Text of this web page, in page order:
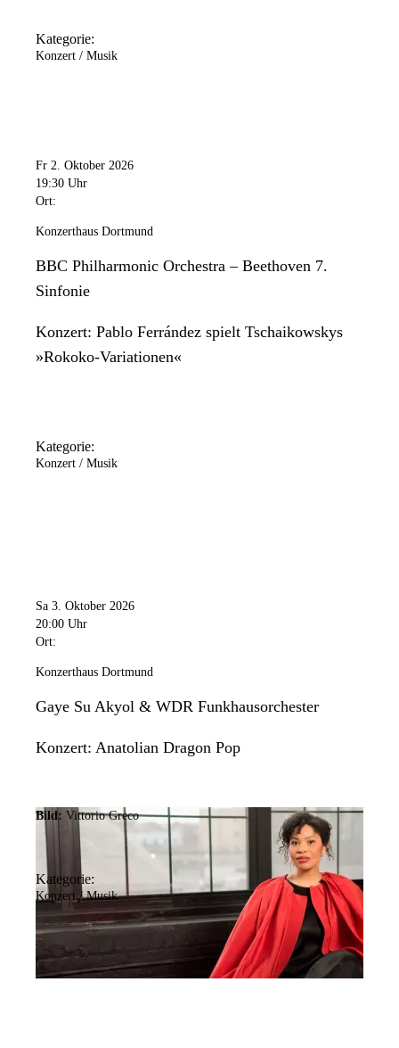
Kategorie:
Konzert / Musik
Fr 2. Oktober 2026
19:30 Uhr
Ort:
Konzerthaus Dortmund
BBC Philharmonic Orchestra – Beethoven 7.
Sinfonie
Konzert: Pablo Ferrández spielt Tschaikowskys
»Rokoko-Variationen«
Kategorie:
Konzert / Musik
Sa 3. Oktober 2026
20:00 Uhr
Ort:
Konzerthaus Dortmund
Gaye Su Akyol & WDR Funkhausorchester
Konzert: Anatolian Dragon Pop
Bild: Vittorio Greco
Kategorie:
Konzert / Musik